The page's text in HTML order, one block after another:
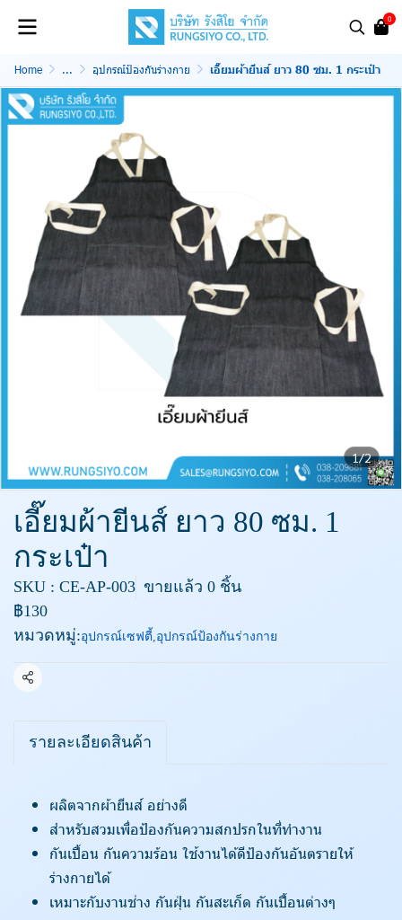
0
Home ... อุปกรณ์ป้องกันร่างกาย เอี๊ยมผ้ายีนส์ ยาว 80 ซม. 1 กระเป๋า
1/2
เอี๊ยมผ้ายีนส์ ยาว 80 ซม. 1
กระเป๋า
SKU : CE-AP-003 ขายแล้ว 0 ชิ้น
฿130
หมวดหมู่:อุปกรณ์เซฟตี้,อุปกรณ์ป้องกันร่างกาย
แชร์
รายละเอียดสินค้า
ผลิตจากผ้ายีนส์ อย่างดี
สำหรับสวมเพื่อป้องกันความสกปรกในที่ทำงาน
กันเปื้อน กันความร้อน ใช้งานได้ดีป้องกันอันตรายให้
ร่างกายได้
เหมาะกับงานช่าง กันฝุ่น กันสะเก็ด กันเปื้อนต่างๆ